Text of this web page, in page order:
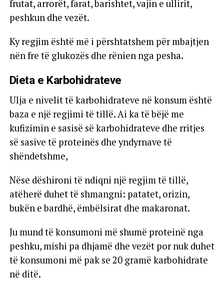
frutat, arrorët, farat, barishtet, vajin e ullirit,
peshkun dhe vezët.
Ky regjim është më i përshtatshem për mbajtjen
nën fre të glukozës dhe rënien nga pesha.
Dieta e Karbohidrateve
Ulja e nivelit të karbohidrateve në konsum është
baza e një regjimi të tillë. Ai ka të bëjë me
kufizimin e sasisë së karbohidrateve dhe rritjes
së sasive të proteinës dhe yndyrnave të
shëndetshme,
Nëse dëshironi të ndiqni një regjim të tillë,
atëherë duhet të shmangni: patatet, orizin,
bukën e bardhë, ëmbëlsirat dhe makaronat.
Ju mund të konsumoni më shumë proteinë nga
peshku, mishi pa dhjamë dhe vezët por nuk duhet
të konsumoni më pak se 20 gramë karbohidrate
në ditë.